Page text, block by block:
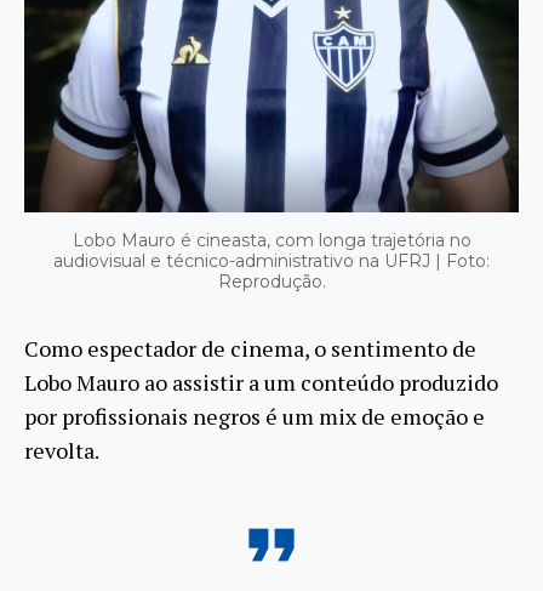
Lobo Mauro é cineasta, com longa trajetória no
audiovisual e técnico-administrativo na UFRJ | Foto:
Reprodução.
Como espectador de cinema, o sentimento de
Lobo Mauro ao assistir a um conteúdo produzido
por profissionais negros é um mix de emoção e
revolta.